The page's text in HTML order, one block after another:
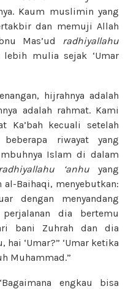
Kaum muslimin yang
dan memuji Allah
Mas’ud
radhiyallahu
lebih mulia sejak ‘Umar
hijrahnya adalah
adalah rahmat. Kami
kecuali setelah
riwayat yang
Islam di dalam
radhiyallahu ‘anhuyang
Baihaqi, menyebutkan:
dengan menyandang
dia bertemu
bani Zuhrah dan dia
hai ‘Umar?” ‘Umar ketika
Muhammad.”
engkau bisa